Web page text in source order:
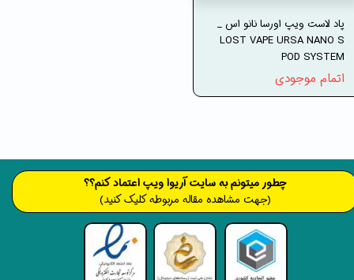
پاد لاست ویپ اورسا نانو اس _
LOST VAPE URSA NANO S
POD SYSTEM
اتمام موجودی
​​​چطور میتونم به سایت آریوا ویپ اعتماد کنم؟؟
(جهت مشاهده مقاله مربوطه کلیک کنید)